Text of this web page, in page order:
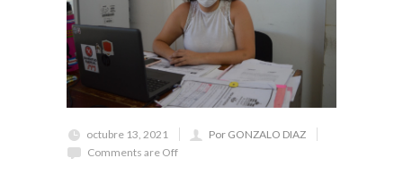
octubre 13, 2021
Por GONZALO DIAZ
Comments are Off